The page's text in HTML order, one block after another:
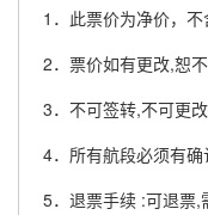
1．此票价为净价，
2．票价如有更改,恕
3．不可签转,不可更
4．所有航段必须有
5．退票手续 :可退票,